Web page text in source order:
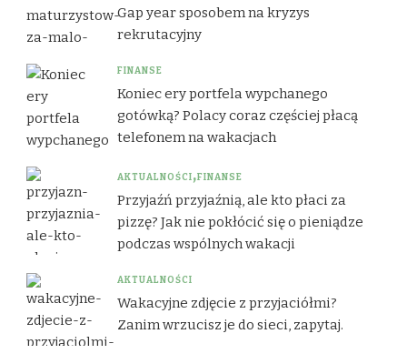
Gap year sposobem na kryzys
rekrutacyjny
FINANSE
Koniec ery portfela wypchanego
gotówką? Polacy coraz częściej płacą
telefonem na wakacjach
AKTUALNOŚCI FINANSE
Przyjaźń przyjaźnią, ale kto płaci za
pizzę? Jak nie pokłócić się o pieniądze
podczas wspólnych wakacji
AKTUALNOŚCI
Wakacyjne zdjęcie z przyjaciółmi?
Zanim wrzucisz je do sieci, zapytaj.